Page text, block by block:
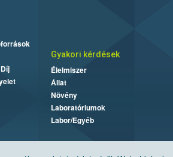
Gyakori kérdések
Élelmiszer
Állat
Növény
Laboratóriumok
Labor/Egyéb